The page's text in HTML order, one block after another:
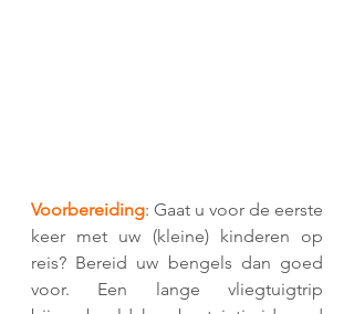
Voorbereiding: Gaat u voor de eerste
keer met uw (kleine) kinderen op
reis? Bereid uw bengels dan goed
voor. Een lange vliegtuigtrip